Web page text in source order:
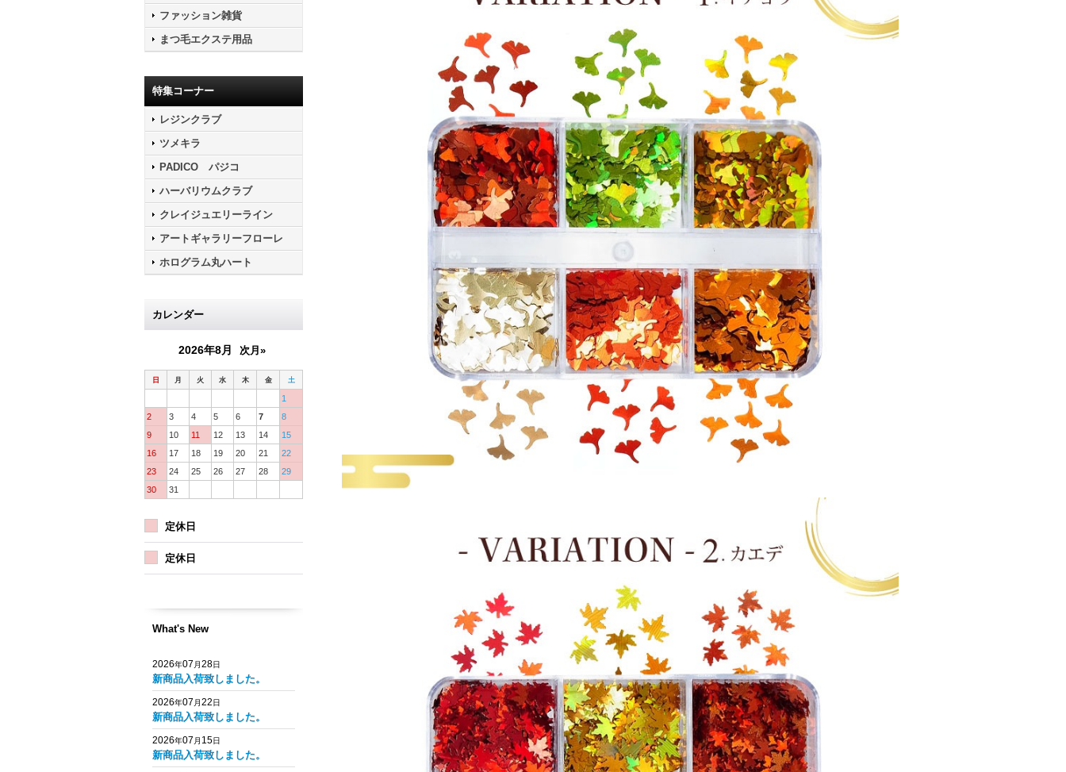
ファッション雑貨
まつ毛エクステ用品
特集コーナー
レジンクラブ
ツメキラ
PADICO パジコ
ハーバリウムクラブ
クレイジュエリーライン
アートギャラリーフローレ
ホログラム丸ハート
カレンダー
2026年8月 次月»
日 月 火 水 木 金 土
1
2
3 4 5 6 7
8
9
10 11 12 13 14
15
16
17 18 19 20 21
22
23
24 25 26 27 28
29
30
31
定休日
定休日
What's New
2026年07 月28日
新商品入荷致しました。
2026年07 月22日
新商品入荷致しました。
2026年07 月 15日
新商品入荷致しました。